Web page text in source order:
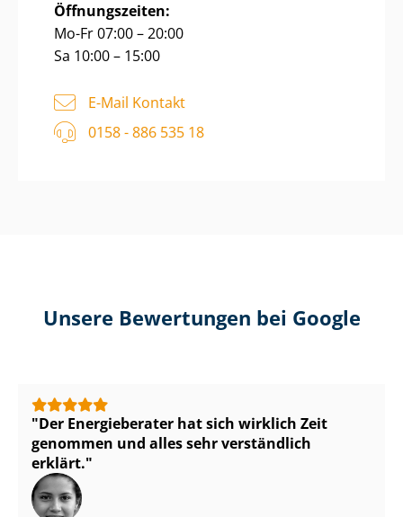
Öffnungszeiten:
Mo-Fr 07:00 – 20:00
Sa 10:00 – 15:00
E-Mail Kontakt
0158 - 886 535 18
Unsere Bewertungen bei Google
Der Energieberater hat sich wirklich Zeit
genommen und alles sehr verständlich
erklärt.